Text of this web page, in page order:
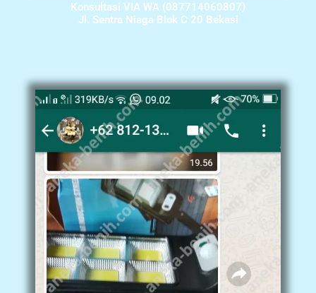
Konsultasi VIA WA (087714060807)
Jl. Sentra Niaga Blok C 20 Bekasi